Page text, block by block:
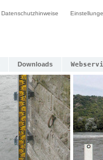
Datenschutzhinweise
Downloads